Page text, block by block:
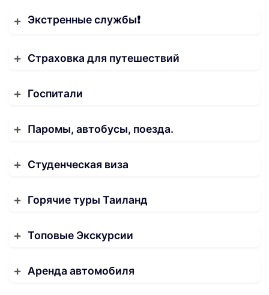
Экстренные службы❗️
Страховка для путешествий
Госпитали
Паромы, автобусы, поезда.
Студенческая виза
Горячие туры Таиланд
Топовые Экскурсии
Аренда автомобиля